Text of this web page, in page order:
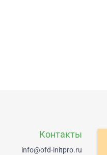
Контакты
info@ofd-initpro.ru